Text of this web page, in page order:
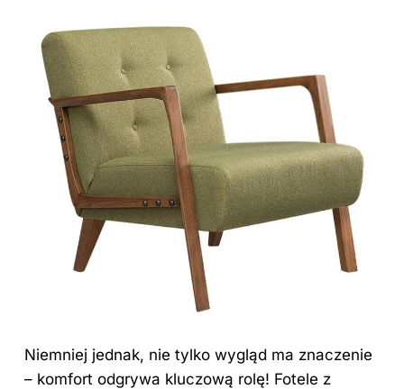
Niemniej jednak, nie tylko wygląd ma znaczenie
– komfort odgrywa kluczową rolę! Fotele z